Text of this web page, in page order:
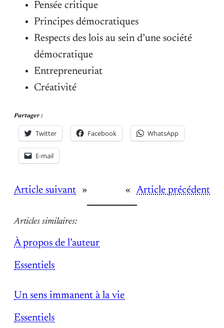
Pensée critique
Principes démocratiques
Respects des lois au sein d’une société
démocratique
Entrepreneuriat
Créativité
Partager :
Twitter Facebook WhatsApp
E-mail
Article suivant » « Article précédent
Articles similaires:
À propos de l’auteur
Par rapport à
Essentiels
Un sens immanent à la vie
Par rapport à
Essentiels